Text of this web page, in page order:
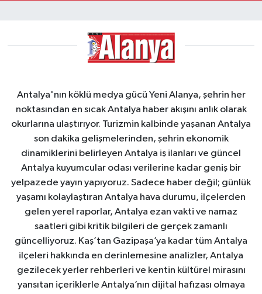
Antalya'nın köklü medya gücü Yeni Alanya, şehrin her
noktasından en sıcak Antalya haber akışını anlık olarak
okurlarına ulaştırıyor. Turizmin kalbinde yaşanan Antalya
son dakika gelişmelerinden, şehrin ekonomik
dinamiklerini belirleyen Antalya iş ilanları ve güncel
Antalya kuyumcular odası verilerine kadar geniş bir
yelpazede yayın yapıyoruz. Sadece haber değil; günlük
yaşamı kolaylaştıran Antalya hava durumu, ilçelerden
gelen yerel raporlar, Antalya ezan vakti ve namaz
saatleri gibi kritik bilgileri de gerçek zamanlı
güncelliyoruz. Kaş’tan Gazipaşa’ya kadar tüm Antalya
ilçeleri hakkında en derinlemesine analizler, Antalya
gezilecek yerler rehberleri ve kentin kültürel mirasını
yansıtan içeriklerle Antalya’nın dijital hafızası olmaya